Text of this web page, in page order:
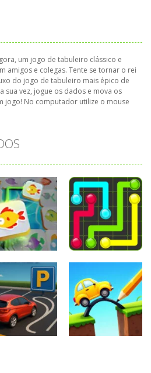
um jogo de tabuleiro clássico e
amigos e colegas. Tente se tornar o rei
do jogo de tabuleiro mais épico de
vez, jogue os dados e mova os
jogo! No computador utilize o mouse
Fish
Raciocínio
Lógico
Flow Mania